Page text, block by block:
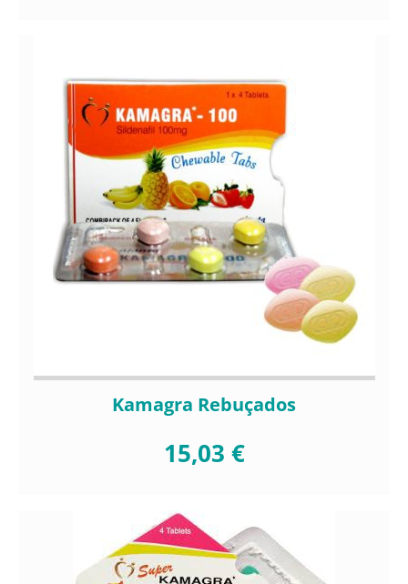
Kamagra Rebuçados
15,03 €